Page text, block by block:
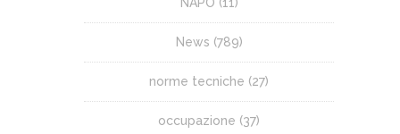
NAPO (11)
News (789)
norme tecniche (27)
occupazione (37)